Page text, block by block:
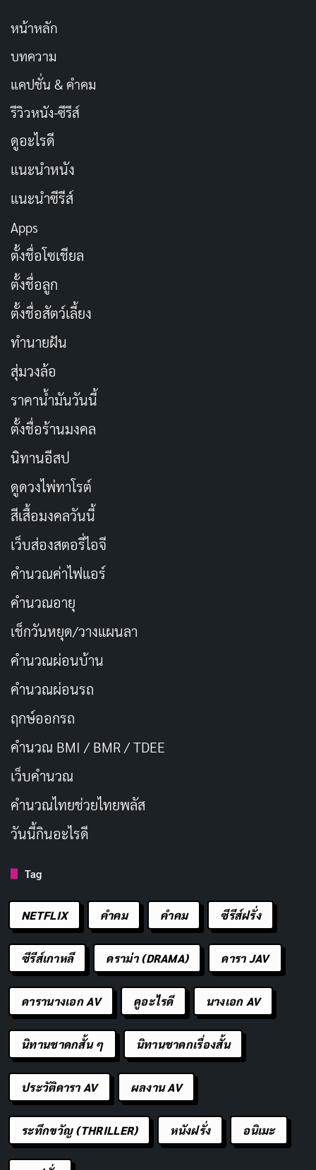
ด้านการร้องเพลงและการแสดงบนเวที นอกเหนือจาก
บทบาทในฐานะนักแสดง AV เพียงอย่างเดียว
ระหว่างปี 2019-2022 ชื่อของ Yuki Yoshizawa หายไปจาก
ฐานข้อมูลผลงาน AV ส่วนใหญ่ โดยไม่มีข้อมูลยืนยันแน่ชัด
ถึงสาเหตุ อย่างไรก็ตามในช่วงเวลานี้เธอยังคงทำกิจกรรมใน
ฐานะสมาชิกของ Ebisu Muscats จนกระทั่งวงประกาศยุบ
การกลับมาของ Yuki Yoshizawa ในปี 2023 กับค่าย
Madonna ถือเป็นการพลิกบทบาทครั้งสำคัญ จากนักแสดง
หน้าใหม่ในค่าย IdeaPocket สู่นักแสดงสายผู้ใหญ่ในค่ายที่
เชี่ยวชาญด้านตลาด Jukujo โดยเฉพาะ ปี 2024 เป็นปีที่
เธอมีผลงานมากที่สุดในอาชีพ ด้วยจำนวน 19 เรื่อง และยัง
ข้อมูลส่วนตัวของ Yuki Yoshizawa
ข้อมูลต่อไปนี้อ้างอิงจากแหล่งข้อมูลสาธารณะที่มีการยืนยัน
ได้แก่ Jpop Wiki, ActressesHub, JAV
BabeWiki:
ชื่อในวงการ:
ゆき)
ชื่อภาษาอังกฤษ:
ชื่อญี่ปุ่น: 吉澤友貴
วันเกิด:6 พฤษภาคม 1992 (อายุ 34 ปี ณ ปี 2026)
สถานที่เกิด:จังหวัดคานากาวะ ประเทศญี่ปุ่น
สัญชาติ:ญี่ปุ่น
กรุ๊ปเลือด:A (บางแหล่งข้อมูลระบุเป็น O)
ราศี:พฤษภ (Taurus)
ส่วนสูง:156 เซนติเมตร
สัดส่วน:
2015)
อดีตกลุ่ม:
Ebisu Muscats 1.5 (สมาชิกก่อตั้ง รุ่นที่ 1, สี
ประจำตัว: สีน้ำเงิน)
สถานะปัจจุบัน:ยังคงมีผลงานในวงการ (ข้อมูล ณ ปี
2026)
งานอดิเรก:ดนตรี, เต้น, ท่องเที่ยว,วอลเลย์บอล
ช่องทางติดตาม:Instagram, X (Twitter), บล็อกส่วน
ตัว, TikTok
เส้นทางในวงการของ Yuki Yoshizawa
จุดเริ่มต้นก่อนเข้าสู่วงการ
ก่อนที่ชื่อของ Yuki Yoshizawa จะเป็นที่รู้จักในฐานะ
หน้าหลัก
บทความ
แคปชั่น & คำคม
รีวิวหนัง-ซีรีส์
ดูอะไรดี
แนะนำหนัง
แนะนำซีรีส์
Apps
ตั้งชื่อโซเชียล
ตั้งชื่อลูก
ตั้งชื่อสัตว์เลี้ยง
ทำนายฝัน
สุ่มวงล้อ
ราคาน้ำมันวันนี้
ตั้งชื่อร้านมงคล
นิทานอีสป
ดูดวงไพ่ทาโรต์
สีเสื้อมงคลวันนี้
เว็บส่องสตอรี่ไอจี
คำนวณค่าไฟแอร์
คำนวณอายุ
เช็กวันหยุด/วางแผนลา
คำนวณผ่อนบ้าน
คำนวณผ่อนรถ
ฤกษ์ออกรถ
คำนวณ BMI / BMR / TDEE
เว็บคํานวณ
คํานวณไทยช่วยไทยพลัส
วันนี้กินอะไรดี
Tag
NETFLIX คำคม คําคม ซีรีส์ฝรั่ง
ซีรีส์เกาหลี ดราม่า (DRAMA) ดารา JAV
ดารานางเอก AV ดูอะไรดี นางเอก AV
นิทานชาดกสั้น ๆ นิทานชาดกเรื่องสั้น
ประวัติดารา AV ผลงาน AV
ระทึกขวัญ (THRILLER) หนังฝรั่ง อนิเมะ